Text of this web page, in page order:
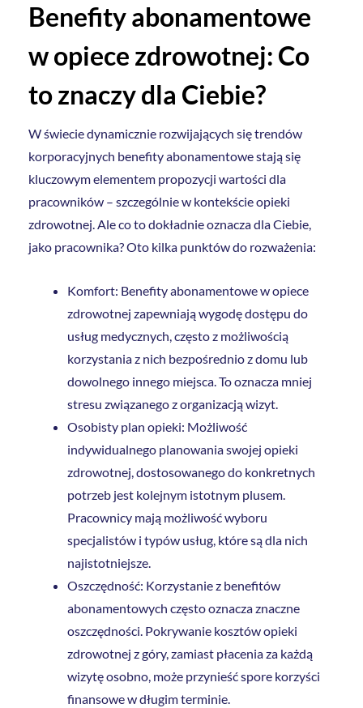
Benefity abonamentowe
w opiece zdrowotnej: Co
to znaczy dla Ciebie?
W świecie dynamicznie rozwijających się trendów
korporacyjnych benefity abonamentowe stają się
kluczowym elementem propozycji wartości dla
pracowników – szczególnie w kontekście opieki
zdrowotnej. Ale co to dokładnie oznacza dla Ciebie,
jako pracownika? Oto kilka punktów do rozważenia:
Komfort: Benefity abonamentowe w opiece
zdrowotnej zapewniają wygodę dostępu do
usług medycznych, często z możliwością
korzystania z nich bezpośrednio z domu lub
dowolnego innego miejsca. To oznacza mniej
stresu związanego z organizacją wizyt.
Osobisty plan opieki: Możliwość
indywidualnego planowania swojej opieki
zdrowotnej, dostosowanego do konkretnych
potrzeb jest kolejnym istotnym plusem.
Pracownicy mają możliwość wyboru
specjalistów i typów usług, które są dla nich
najistotniejsze.
Oszczędność: Korzystanie z benefitów
abonamentowych często oznacza znaczne
oszczędności. Pokrywanie kosztów opieki
zdrowotnej z góry, zamiast płacenia za każdą
wizytę osobno, może przynieść spore korzyści
finansowe w długim terminie.